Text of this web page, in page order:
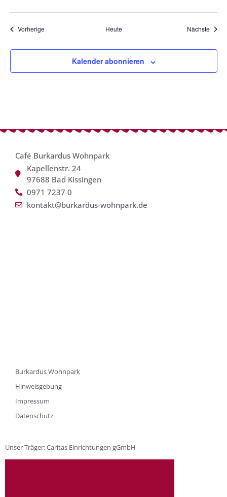
VorherigeVeranstaltungen Heute Nächste
Kalender abonnieren
Café Burkardus Wohnpark
Kapellenstr. 24
97688 Bad Kissingen
0971 7237 0
kontakt@burkardus-wohnpark.de
Burkardus Wohnpark
Hinweisgebung
Impressum
Datenschutz
Unser Träger: Caritas Einrichtungen gGmbH